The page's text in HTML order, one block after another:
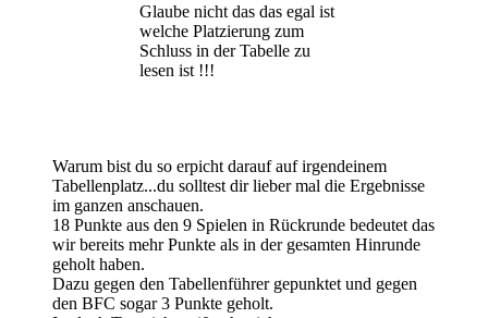
Glaube nicht das das egal ist
welche Platzierung zum
Schluss in der Tabelle zu
lesen ist !!!
Warum bist du so erpicht darauf auf irgendeinem
Tabellenplatz...du solltest dir lieber mal die Ergebnisse
im ganzen anschauen.
18 Punkte aus den 9 Spielen in Rückrunde bedeutet das
wir bereits mehr Punkte als in der gesamten Hinrunde
geholt haben.
Dazu gegen den Tabellenführer gepunktet und gegen
den BFC sogar 3 Punkte geholt.